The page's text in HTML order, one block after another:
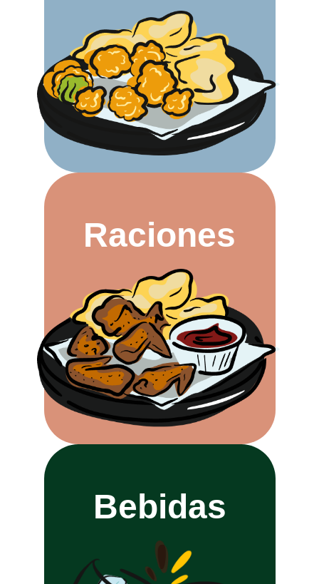
Raciones
Bebidas